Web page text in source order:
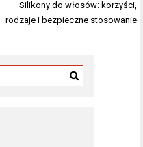
Silikony do włosów: korzyści,
rodzaje i bezpieczne stosowanie